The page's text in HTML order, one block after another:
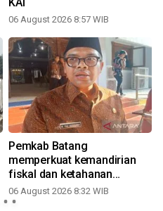
06 August 2026 8:57 WIB
Pemkab Batang
memperkuat kemandirian
fiskal dan ketahanan
pangan
06 August 2026 8:32 WIB